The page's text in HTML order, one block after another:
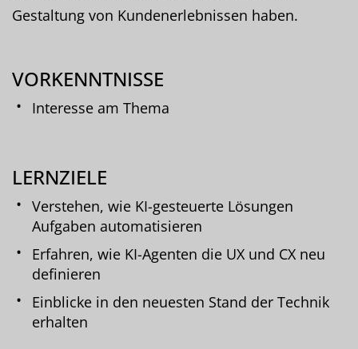
Gestaltung von Kundenerlebnissen haben.
VORKENNTNISSE
Interesse am Thema
LERNZIELE
Verstehen, wie KI-gesteuerte Lösungen
Aufgaben automatisieren
Erfahren, wie KI-Agenten die UX und CX neu
definieren
Einblicke in den neuesten Stand der Technik
erhalten